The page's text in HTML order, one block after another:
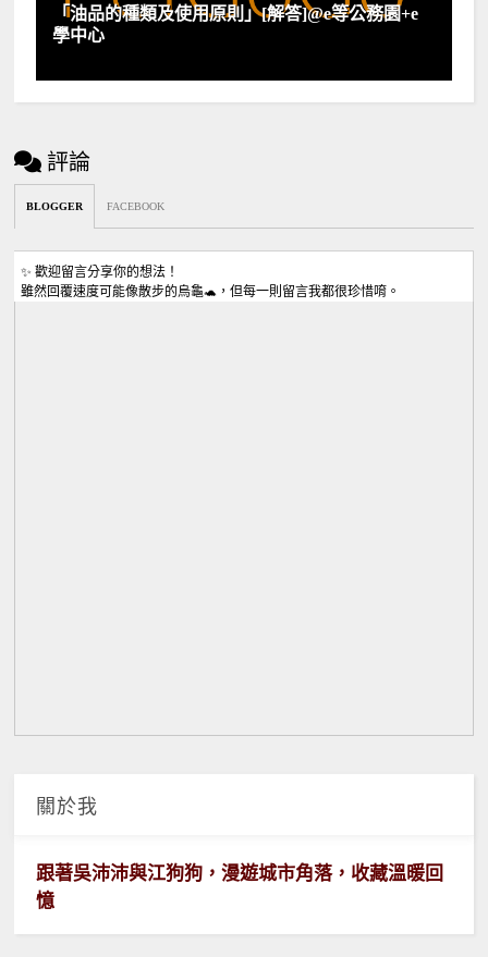
「油品的種類及使用原則」[解答]@e等公務園+e
學中心
評論
BLOGGER FACEBOOK
✨ 歡迎留言分享你的想法！
雖然回覆速度可能像散步的烏龜🐢，但每一則留言我都很珍惜唷。
關於我
跟著吳沛沛與江狗狗，漫遊城市角落，收藏溫暖回
憶